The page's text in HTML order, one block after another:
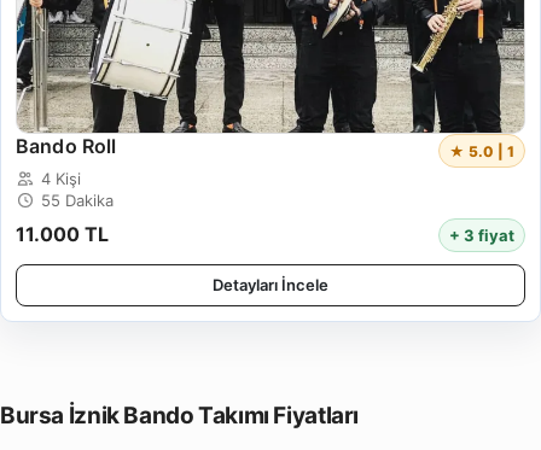
Bando Roll ★ 5.0 | 1
4 Kişi
55 Dakika
11.000 TL + 3 fiyat
Detayları İncele
Bursa İznik Bando Takımı Fiyatları